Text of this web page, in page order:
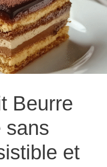
Beurre
sans
et